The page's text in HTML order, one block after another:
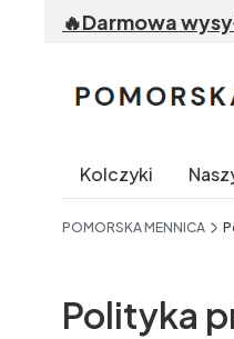
🔥Darmowa
Kolczyki
POMORSKA MENNICA
Polityka